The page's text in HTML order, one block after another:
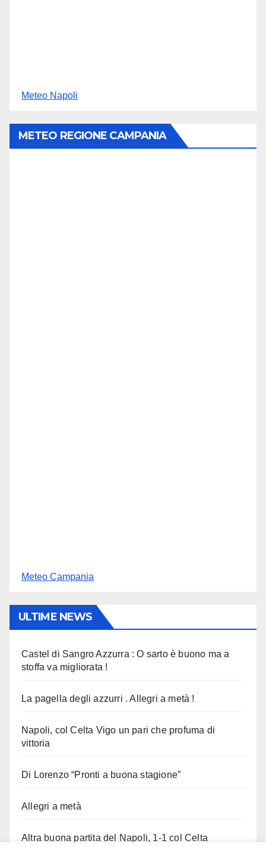
Meteo Napoli
METEO REGIONE CAMPANIA
Meteo Campania
ULTIME NEWS
Castel di Sangro Azzurra : O sarto è buono ma a
stoffa va migliorata !
La pagella degli azzurri . Allegri a metà !
Napoli, col Celta Vigo un pari che profuma di
vittoria
Di Lorenzo “Pronti a buona stagione”
Allegri a metà
Altra buona partita del Napoli, 1-1 col Celta